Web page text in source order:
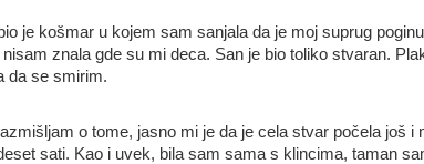
je košmar u kojem sam sanjala da je moj suprug
znala gde su mi deca. San je bio toliko stvaran.
da se smirim.
o tome, jasno mi je da je cela stvar počela još i
sati. Kao i uvek, bila sam sama s klincima, taman